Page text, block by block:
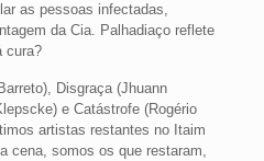
as pessoas infectadas,
da Cia. Palhadiaço reflete
cura?
Disgraça (Jhuann
e Catástrofe (Rogério
artistas restantes no Itaim
cena, somos os que restaram,